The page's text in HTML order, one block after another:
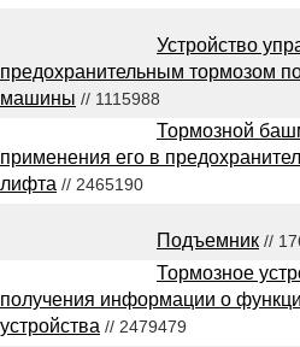
Устройство
предохранительным тормозом
машины // 1115988
Тормозной
применения его в
лифта // 2465190
Подъемник //
Тормозное
получения информации о
устройства // 2479479